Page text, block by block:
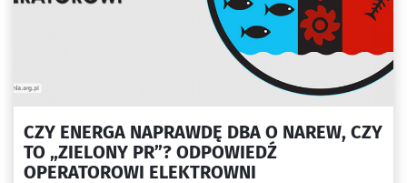
CZY ENERGA NAPRAWDĘ DBA O NAREW, CZY
TO „ZIELONY PR”? ODPOWIEDŹ
OPERATOROWI ELEKTROWNI